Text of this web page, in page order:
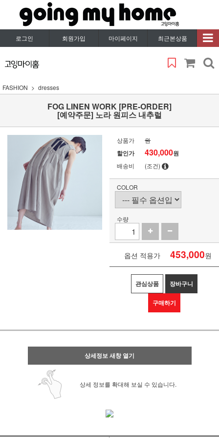
로그인 회원가입 마이페이지 최근본상품
FASHION dresses
FOG LINEN WORK [PRE-ORDER]
[예약주문] 노라 원피스 내추럴
상품가 원
할인가 430,000원
배송비 (조건)
COLOR
수량
옵션 적용가 453,000원
관심상품 장바구니
구매하기
상세정보 새창 열기
상세 정보를 확대해 보실 수 있습니다.